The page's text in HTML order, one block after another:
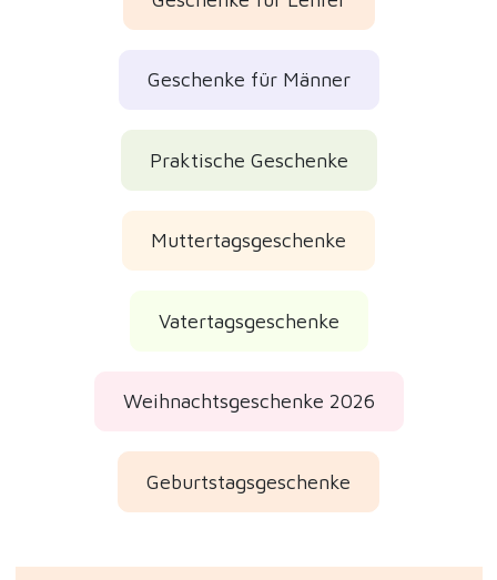
Geschenke für Männer
Praktische Geschenke
Muttertagsgeschenke
Vatertagsgeschenke
Weihnachtsgeschenke 2026
Geburtstagsgeschenke